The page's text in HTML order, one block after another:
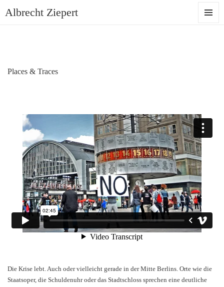
Albrecht Ziepert
Places & Traces
Die Krise lebt. Auch oder vielleicht gerade in der Mitte Berlins. Orte wie die
Staatsoper, die Schuldenuhr oder das Stadtschloss sprechen eine deutliche